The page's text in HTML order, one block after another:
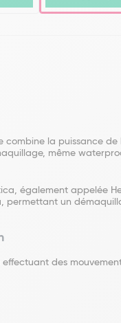
combine la puissance
même
également appelée
permettant un
des